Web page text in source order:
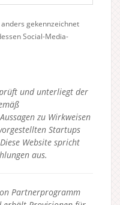
gekennzeichnet
Social-Media-
und unterliegt der
zu Wirkweisen
Startups
Diese Website spricht
aus.
Partnerprogramm